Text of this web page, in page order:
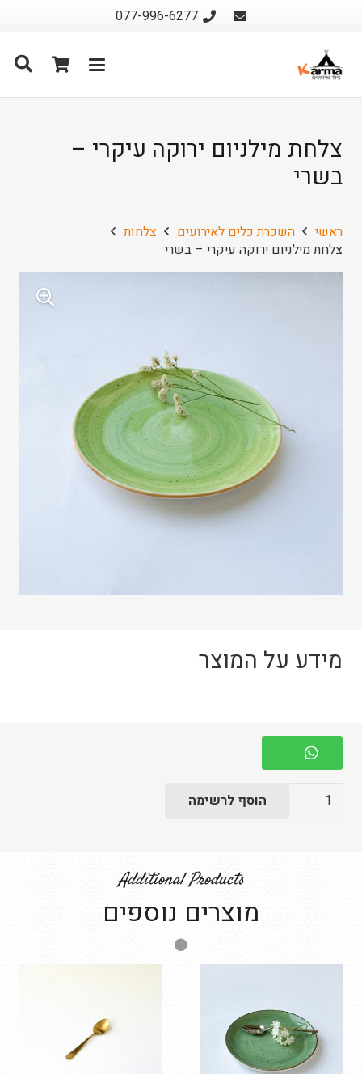
077-996-6277
צלחת מילניום ירוקה עיקרי –
בשרי
ראשי השכרת כלים לאירועים
צלחות
צלחת מילניום ירוקה עיקרי – בשרי
מידע על המוצר
כמות
הוסף לרשימה
Additional Products
מוצרים נוספים